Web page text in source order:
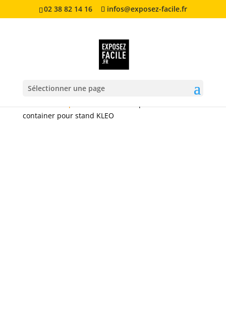
02 38 82 14 16 infos@exposez-facile.fr
Sélectionner une page
container pour stand KLEO